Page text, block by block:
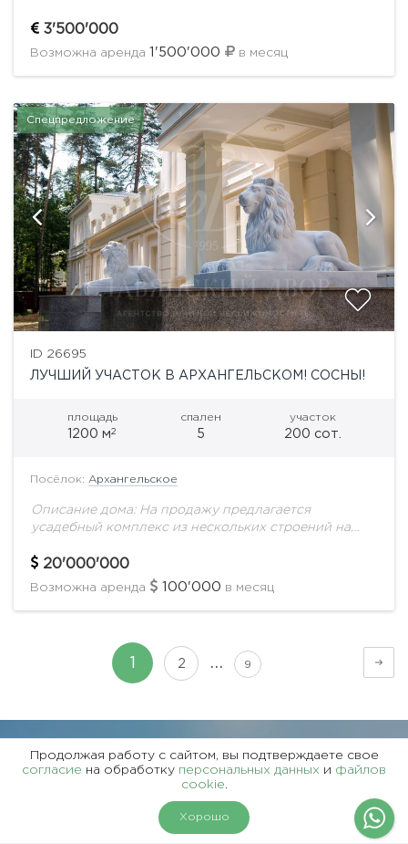
На карте
шаговой доступности. Полнейшая тишина, кругом
лес и близость Москва-реки! Инфраструктура на
3'500'000
Возможна аренда 1'500'000 в месяц
Спецпредложение
ID 26695
ЛУЧШИЙ УЧАСТОК В АРХАНГЕЛЬСКОМ! СОСНЫ!
площадь
1200 м2
спален
5
участок
200 сот.
Посёлок: Архангельское
Описание дома: На продажу предлагается
усадебный комплекс из нескольких строений на
многоуровневой системой охраны. На территории
расположены: Основной дом...
20'000'000
Возможна аренда 100'000 в месяц
2 … 9
Продолжая работу с сайтом, вы подтверждаете свое
согласие на обработку персональных данных и файлов
cookie.
Хорошо